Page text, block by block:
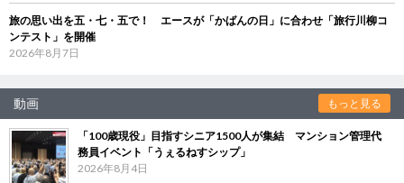
旅の思い出を五・七・五で！ エースが「かばんの日」に合わせ「旅行川柳コ
ンテスト」を開催
2026年8月7日
動画 もっと見る
「100歳現役」目指すシニア1500人が集結 マンション管理代
務員イベント「うぇるねすシップ」
2026年8月4日